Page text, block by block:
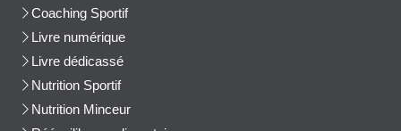
Coaching Sportif
Livre numérique
Livre dédicassé
Nutrition Sportif
Nutrition Minceur